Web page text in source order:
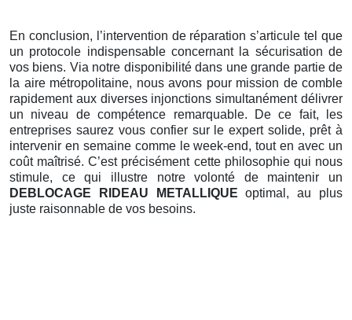
En conclusion, l’intervention de réparation s’articule tel que
un protocole indispensable concernant la sécurisation de
vos biens. Via notre disponibilité dans une grande partie de
la aire métropolitaine, nous avons pour mission de comble
rapidement aux diverses injonctions simultanément délivrer
un niveau de compétence remarquable. De ce fait, les
entreprises saurez vous confier sur le expert solide, prêt à
intervenir en semaine comme le week-end, tout en avec un
coût maîtrisé. C’est précisément cette philosophie qui nous
stimule, ce qui illustre notre volonté de maintenir un
DEBLOCAGE RIDEAU METALLIQUE optimal, au plus
juste raisonnable de vos besoins.